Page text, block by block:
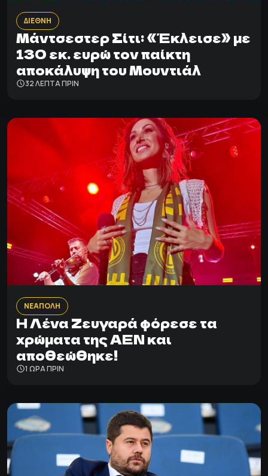
ΔΙΕΘΝΗ
Μάντσεστερ Σίτι: «Έκλεισε» με
130 εκ. ευρώ τον παίκτη
αποκάλυψη του Μουντιάλ
32 ΛΕΠΤΑ ΠΡΙΝ
ΝΕΑΠΟΛΗ
Η Λένα Ζευγαρά φόρεσε τα
χρώματα της ΑΕΝ και
αποθεώθηκε!
1 ΩΡΑ ΠΡΙΝ